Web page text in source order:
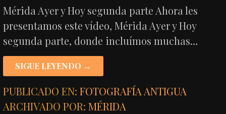
Mérida Ayer y Hoy segunda parte Ahora les
presentamos este vídeo, Mérida Ayer y Hoy
segunda parte, donde incluímos muchas…
SIGUE LEYENDO →
PUBLICADO EN:FOTOGRAFÍA ANTIGUA
ARCHIVADO POR:MÉRIDA